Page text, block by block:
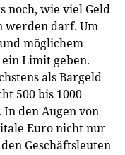
noch, wie viel Geld
werden darf. Um
möglichem
Limit geben.
als Bargeld
500 bis 1000
den Augen von
Euro nicht nur
Geschäftsleuten